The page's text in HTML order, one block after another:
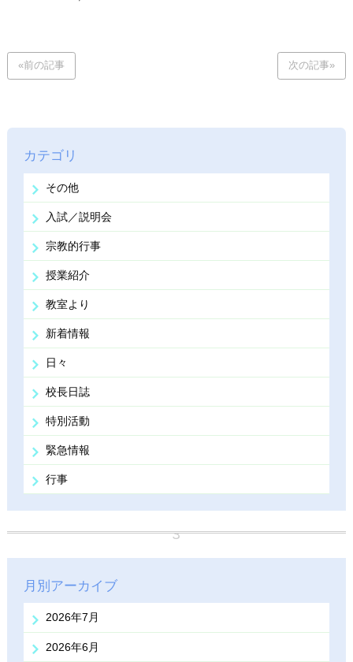
«前の記事 次の記事»
カテゴリ
その他
入試／説明会
宗教的行事
授業紹介
教室より
新着情報
日々
校長日誌
特別活動
緊急情報
行事
月別アーカイブ
2026年7月
2026年6月